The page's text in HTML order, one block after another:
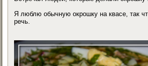
Я люблю обычную окрошку на квасе, так
речь.